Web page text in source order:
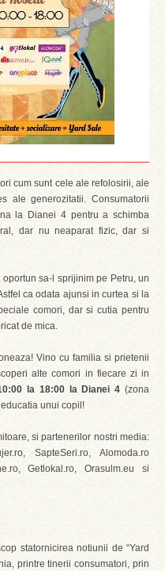
cum sunt cele ale refolosirii, ale
ale generozitatii. Consumatorii
la Dianei 4 pentru a schimba
dar nu neaparat fizic, dar si
sa-l sprijinim pe Petru, un
ca odata ajunsi in curtea si la
comori, dar si cutia pentru
de mica.
Vino cu familia si prietenii
alte comori in fiecare zi in
la 18:00 la Dianei 4(zona
unui copil!
si partenerilor nostri media:
SapteSeri.ro, Alomoda.ro
Getlokal.ro, Orasulm.eu si
statornicirea notiunii de “Yard
printre tinerii consumatori, prin